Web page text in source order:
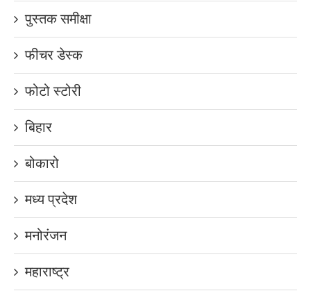
पुस्तक समीक्षा
फीचर डेस्क
फोटो स्टोरी
बिहार
बोकारो
मध्य प्रदेश
मनोरंजन
महाराष्ट्र